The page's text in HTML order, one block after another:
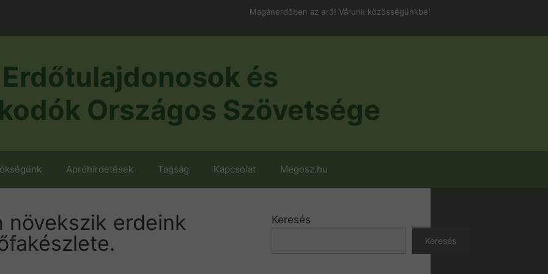
Magánerdőben az erő! Várunk közösségünkbe!
és
Országos Szövetsége
Apróhirdetések Tagság Kapcsolat Megosz.hu
növekszik erdeink
Keresés
Keresés